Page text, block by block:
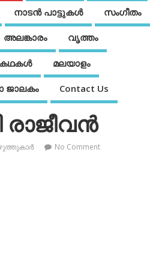
നാടന്‍ പാട്ടുകള്‍ സംഗീതം
അലങ്കാരം വൃത്തം
മലയാളം
ജാലകം Contact Us
രാജീവന്‍
No Comment